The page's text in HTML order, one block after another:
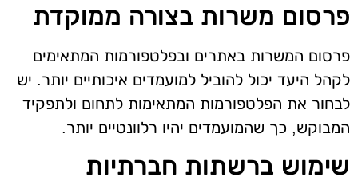
פרסום משרות בצורה ממוקדת
פרסום המשרות באתרים ובפלטפורמות המתאימים
לקהל היעד יכול להוביל למועמדים איכותיים יותר. יש
לבחור את הפלטפורמות המתאימות לתחום ולתפקיד
המבוקש, כך שהמועמדים יהיו רלוונטיים יותר.
שימוש ברשתות חברתיות